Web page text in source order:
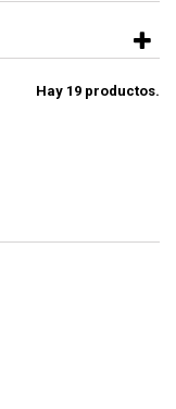
Hay 19 productos.